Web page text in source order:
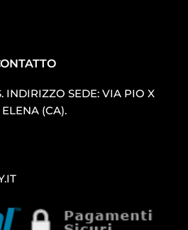
INDIRIZZO SEDE: VIA PIO X
(CA).